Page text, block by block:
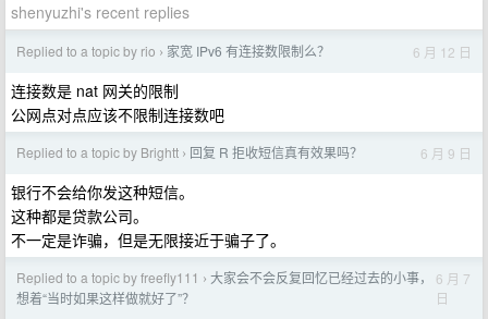
shenyuzhi's recent replies
Replied to a topic by rio › 家宽 IPv6 有连接数限制么？ 6 月 12 日
连接数是 nat 网关的限制
公网点对点应该不限制连接数吧
Replied to a topic by Brightt › 回复 R 拒收短信真有效果吗？ 6 月 9 日
银行不会给你发这种短信。
这种都是贷款公司。
不一定是诈骗，但是无限接近于骗子了。
Replied to a topic by freefly111 › 大家会不会反复回忆已经过去的小事，
想着“当时如果这样做就好了”？
6 月 7
日